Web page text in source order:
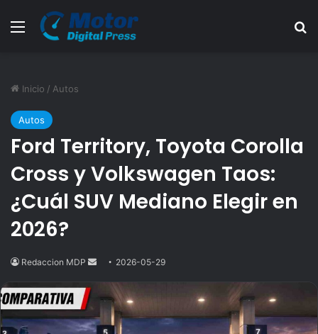
Menú
Inicio / Autos
Autos
Ford Territory, Toyota Corolla
Cross y Volkswagen Taos:
¿Cuál SUV Mediano Elegir en
2026?
Redaccion MDP
Send
email
2026-05-29